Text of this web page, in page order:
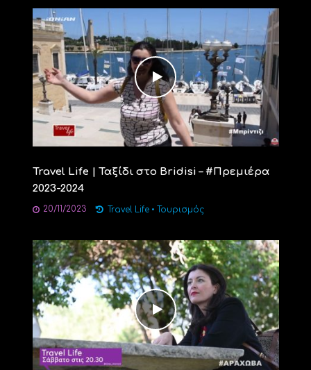
Travel Life | Ταξίδι στο Bridisi – #Πρεμιέρα
2023-2024
20/11/2023 Travel Life • Τουρισμός